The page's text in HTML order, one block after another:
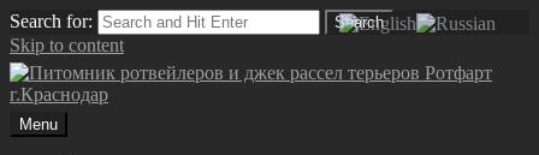
Search for: Search
Skip to content
Menu